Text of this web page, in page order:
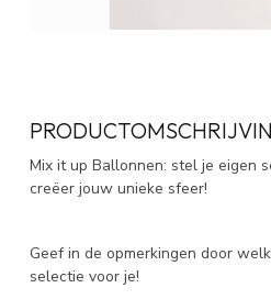
Mix it up Ballonnen: stel je eigen
creëer jouw unieke sfeer!
Geef in de opmerkingen door
selectie voor je!